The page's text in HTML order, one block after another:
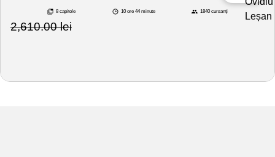
8 capitole 10 ore 44 minute 1840 cursanți
2,610.00lei